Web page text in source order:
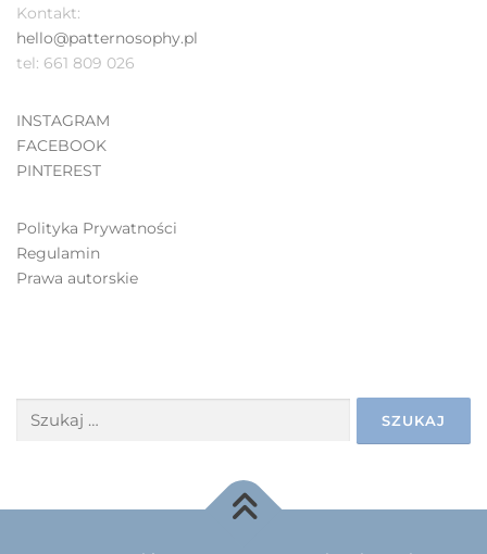
Kontakt:
hello@patternosophy.pl
tel: 661 809 026
INSTAGRAM
FACEBOOK
PINTEREST
Polityka Prywatności
Regulamin
Prawa autorskie